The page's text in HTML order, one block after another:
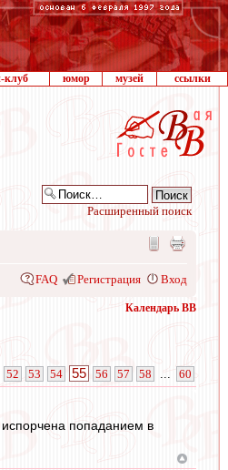
клуб юмор музей ссылки
Расширенный поиск
FAQ Регистрация Вход
Календарь ВВ
52 53 54 55 56 57 58 60
попаданием в